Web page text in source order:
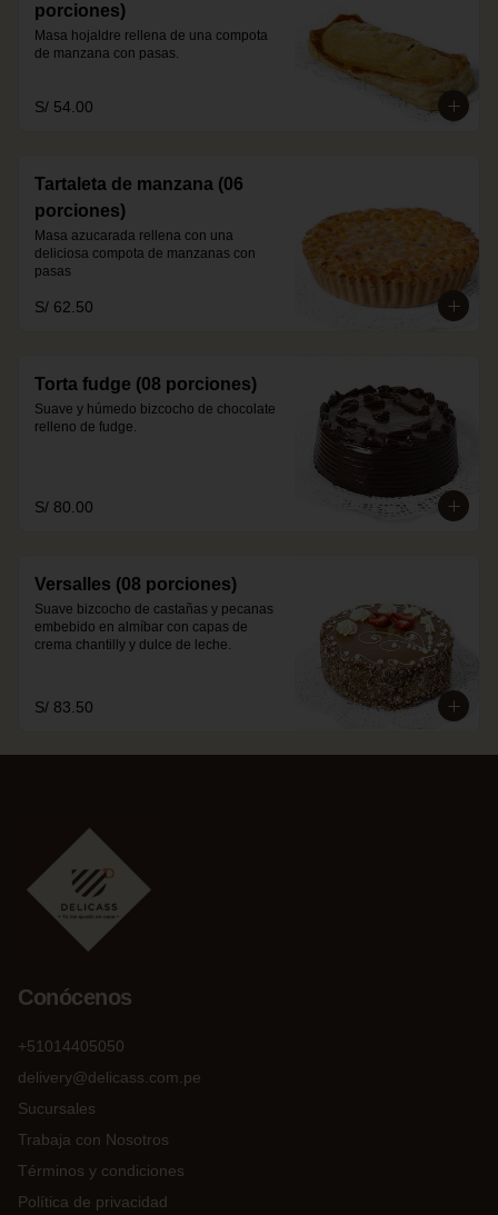
porciones)
Masa hojaldre rellena de una compota
de manzana con pasas.
S/ 54.00
Tartaleta de manzana (06
porciones)
Masa azucarada rellena con una
deliciosa compota de manzanas con
pasas
S/ 62.50
Torta fudge (08 porciones)
Suave y húmedo bizcocho de chocolate
relleno de fudge.
S/ 80.00
Versalles (08 porciones)
Suave bizcocho de castañas y pecanas
embebido en almíbar con capas de
crema chantilly y dulce de leche.
S/ 83.50
Conócenos
+51014405050
delivery@delicass.com.pe
Sucursales
Trabaja con Nosotros
Términos y condiciones
Política de privacidad